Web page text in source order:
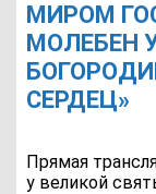
МИРОМ
МОЛЕБЕН
СЕРДЕЦ»
Прямая
у великой